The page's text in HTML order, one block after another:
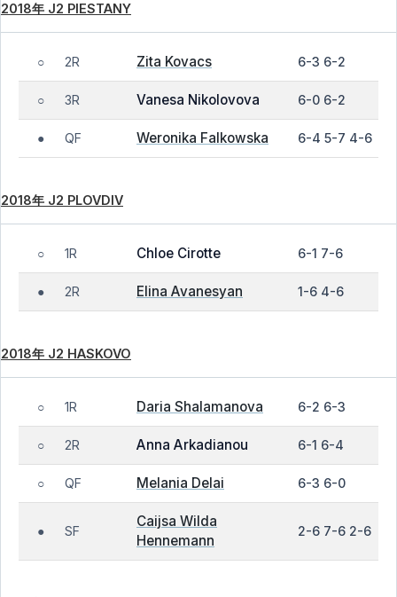
2018年 J2 PIESTANY
○ 2R Zita Kovacs 6-3 6-2
○ 3R Vanesa Nikolovova 6-0 6-2
● QF Weronika Falkowska 6-4 5-7 4-6
2018年 J2 PLOVDIV
○ 1R Chloe Cirotte 6-1 7-6
● 2R Elina Avanesyan 1-6 4-6
2018年 J2 HASKOVO
○ 1R Daria Shalamanova 6-2 6-3
○ 2R Anna Arkadianou 6-1 6-4
○ QF Melania Delai 6-3 6-0
● SF
Caijsa Wilda
Hennemann
2-6 7-6 2-6